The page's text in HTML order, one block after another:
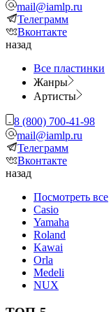
mail@iamlp.ru
Телеграмм
Вконтакте
назад
Все пластинки
Жанры
Артисты
8 (800) 700-41-98
mail@iamlp.ru
Телеграмм
Вконтакте
назад
Посмотреть все
Casio
Yamaha
Roland
Kawai
Orla
Medeli
NUX